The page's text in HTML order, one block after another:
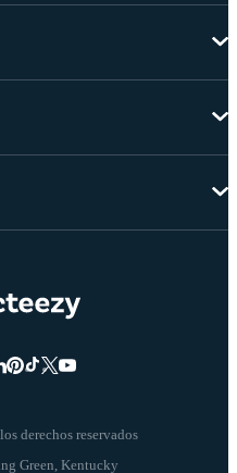
derechos reservados